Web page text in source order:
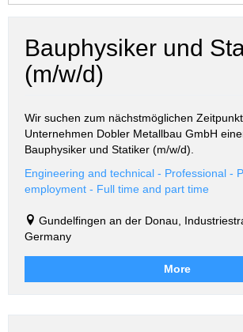
Bauphysiker und
(m/w/d)
Wir suchen zum nächstmöglichen
Unternehmen Dobler Metallbau GmbH
Bauphysiker und Statiker (m/w/d).
Engineering and technical - Professional -
employment - Full time and part time
Gundelfingen an der Donau,
Germany
More